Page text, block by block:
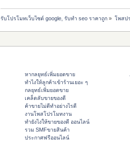
รับโปรโมทเว็บไซต์ google, รับทำ seo ราคาถูก » โพสป
หากลยุทธ์เพิ่มยอดขาย
ทําไงให้ลูกค้าเข้าร้านเยอะ ๆ
กลยุทธ์เพิ่มยอดขาย
เคล็ดลับขายของดี
ค้าขายไม่ดีทำอย่างไรดี
งานโพสโปรโมทงาน
ทํายังไงให้ขายของดี ออนไลน์
รวม SMFขายสินค้า
ประกาศฟรีออนไลน์